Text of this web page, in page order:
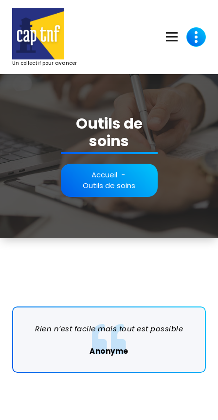
contenu
Un collectif pour avancer
Outils de
soins
Accueil-
Outils de soins
Rien n’est facile mais tout est possible
Anonyme